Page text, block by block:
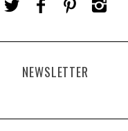
NEWSLETTER